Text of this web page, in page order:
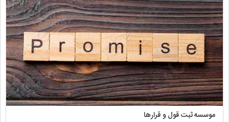
موسسه ثبت قول و قرارها